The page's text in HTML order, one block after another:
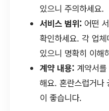
있으니 주의하세요.
서비스 범위: 어떤
확인하세요. 각 업
있으니 명확히 이해
계약 내용: 계약서
해요. 혼란스럽거나
이 좋습니다.